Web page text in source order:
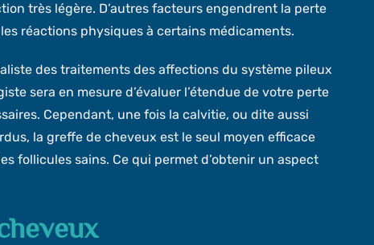
très légère. D’autres facteurs engendrent la perte
réactions physiques à certains médicaments.
des traitements des affections du système pileux
sera en mesure d’évaluer l’étendue de votre perte
Cependant, une fois la calvitie, ou dite aussi
la greffe de cheveux est le seul moyen efficace
follicules sains. Ce qui permet d’obtenir un aspect